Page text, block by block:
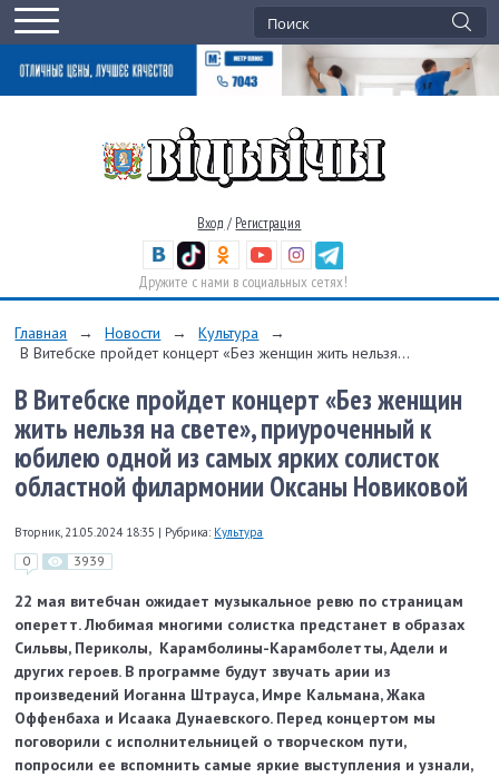
Вход / Регистрация
Дружите с нами в социальных сетях!
Главная → Новости → Культура
→
В Витебске пройдет концерт «Без женщин жить нельзя...
В Витебске пройдет концерт «Без женщин
жить нельзя на свете», приуроченный к
юбилею одной из самых ярких солисток
областной филармонии Оксаны Новиковой
Вторник, 21.05.2024 18:35 | Рубрика: Культура
0 3939
22 мая витебчан ожидает музыкальное ревю по страницам
оперетт. Любимая многими солистка предстанет в образах
Сильвы, Периколы, Карамболины-Карамболетты, Адели и
других героев. В программе будут звучать арии из
произведений Иоганна Штрауса, Имре Кальмана, Жака
Оффенбаха и Исаака Дунаевского. Перед концертом мы
поговорили с исполнительницей о творческом пути,
попросили ее вспомнить самые яркие выступления и узнали,